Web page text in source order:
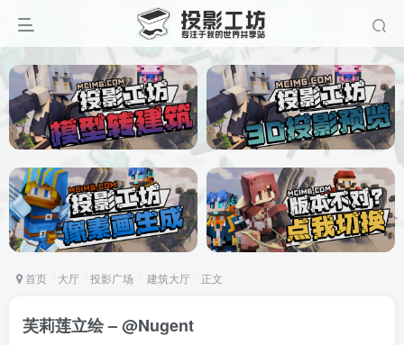
首页 大厅 投影广场 建筑大厅 正文
芙莉莲立绘 – @Nugent